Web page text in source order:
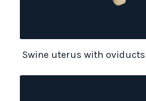
Swine uterus with